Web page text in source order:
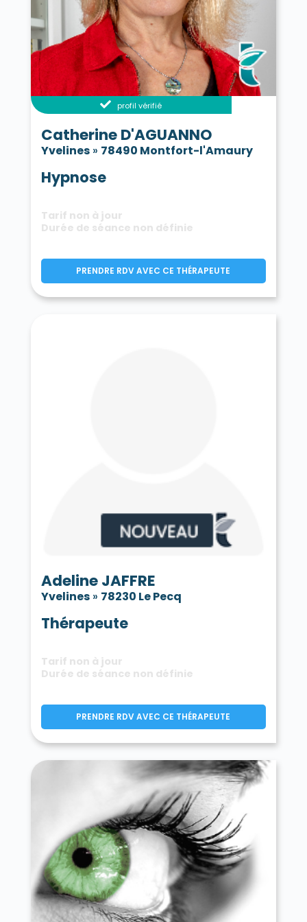
profil vérifié
Catherine D'AGUANNO
Yvelines» 78490 Montfort-l'Amaury
Hypnose
Tarif non à jour
Durée de séance non définie
PRENDRE RDV AVEC CE THÉRAPEUTE
Adeline JAFFRE
Yvelines» 78230 Le Pecq
Thérapeute
Tarif non à jour
Durée de séance non définie
PRENDRE RDV AVEC CE THÉRAPEUTE